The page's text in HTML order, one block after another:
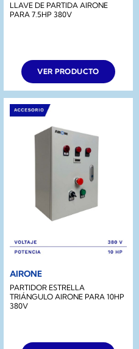
LLAVE DE PARTIDA AIRONE
PARA 7.5HP 380V
VER PRODUCTO
AIRONE
PARTIDOR ESTRELLA
TRIÁNGULO AIRONE PARA 10HP
380V